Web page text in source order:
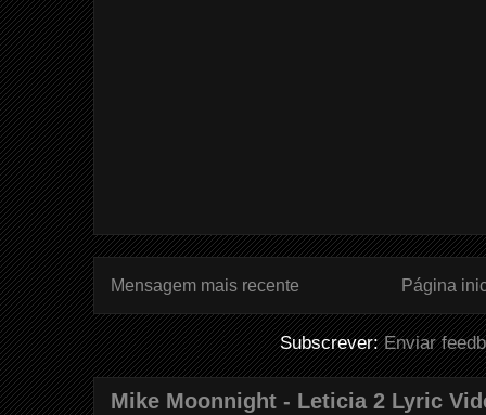
Mensagem mais recente Página
Subscrever:Enviar
Mike Moonnight - Leticia 2 Lyric